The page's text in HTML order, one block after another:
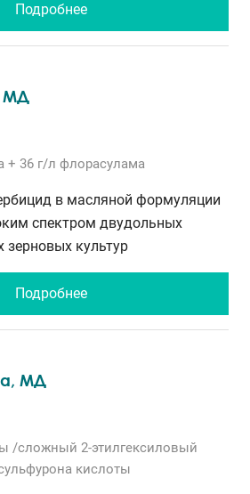
Подробнее
МД
+ 36 г/л флорасулама
в масляной формуляции
спектром двудольных
зерновых культур
Подробнее
МД
/сложный 2-этилгексиловый
кислоты